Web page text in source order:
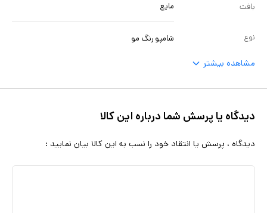
بافت مایع
نوع شامپو رنگ مو
مشاهده بیشتر
دیدگاه یا پرسش شما درباره این کالا
دیدگاه ، پرسش یا انتقاد خود را نسب به این کالا بیان نمایید :